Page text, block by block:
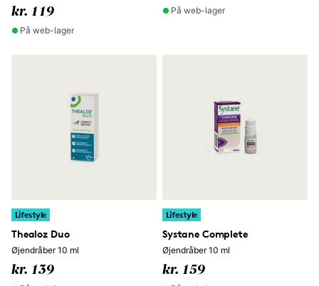
kr. 119
På web-lager
På web-lager
Lifestyle
Thealoz Duo
Øjendråber 10 ml
kr. 139
Lifestyle
Systane Complete
Øjendråber 10 ml
kr. 159